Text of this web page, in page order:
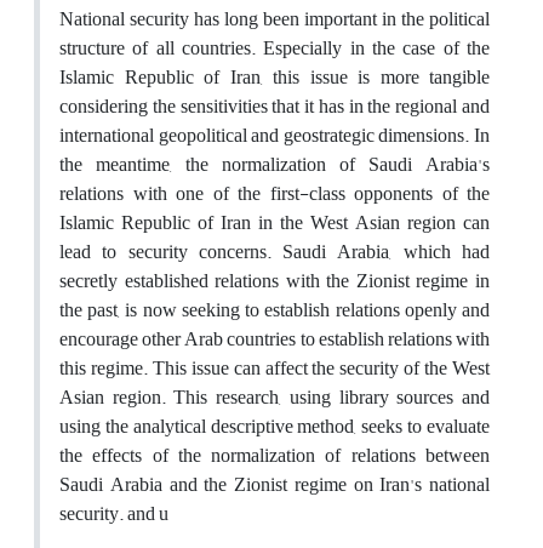
National security has long been important in the political
structure of all countries. Especially in the case of the
Islamic Republic of Iran, this issue is more tangible
considering the sensitivities that it has in the regional and
international geopolitical and geostrategic dimensions. In
the meantime, the normalization of Saudi Arabia's
relations with one of the first-class opponents of the
Islamic Republic of Iran in the West Asian region can
lead to security concerns. Saudi Arabia, which had
secretly established relations with the Zionist regime in
the past, is now seeking to establish relations openly and
encourage other Arab countries to establish relations with
this regime. This issue can affect the security of the West
Asian region. This research, using library sources and
using the analytical descriptive method, seeks to evaluate
the effects of the normalization of relations between
Saudi Arabia and the Zionist regime on Iran's national
security. and u